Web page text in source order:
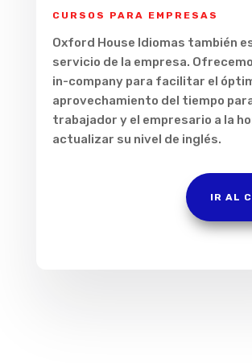
CURSOS PARA EMPRESAS
Oxford House Idiomas también
servicio de la empresa.
in-company para facilitar el
aprovechamiento del tiempo
trabajador y el empresario a la
actualizar su nivel de inglés.
IR AL